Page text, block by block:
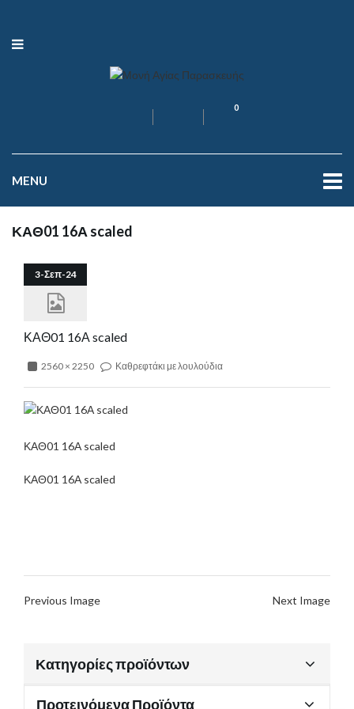
0
MENU
ΚΑΘ01 16Α scaled
3-Σεπ-24
ΚΑΘ01 16Α scaled
2560 × 2250 Καθρεφτάκι με λουλούδια
ΚΑΘ01 16Α scaled
ΚΑΘ01 16Α scaled
Previous Image Next Image
Κατηγορίες προϊόντων
Προτεινόμενα Προϊόντα